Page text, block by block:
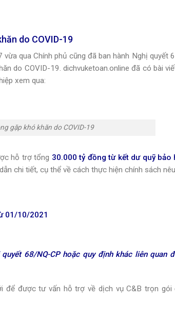
do COVID-19
vừa qua Chính phủ cũng đã ban hành Nghị quyết
do COVID-19. dichvuketoan.online đã có bài
xem qua:
gặp khó khăn do COVID-19
hỗ trợ tổng 30.000 tỷ đồng từ kết dư quỹ bảo
chi tiết, cụ thể về cách thực hiện chính sách
01/10/2021
68/NQ-CP hoặc quy định khác liên quan
để được tư vấn hỗ trợ về dịch vụ C&B trọn gói